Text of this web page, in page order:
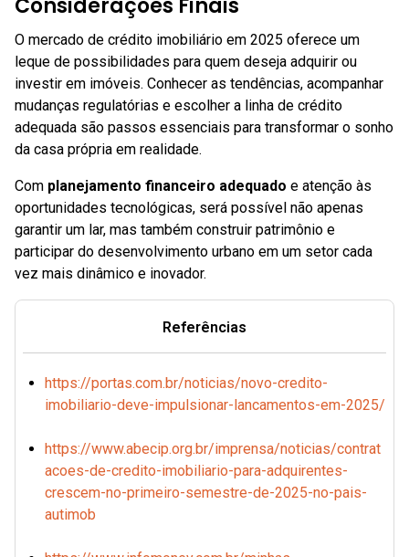
Considerações Finais
O mercado de crédito imobiliário em 2025 oferece um
leque de possibilidades para quem deseja adquirir ou
investir em imóveis. Conhecer as tendências, acompanhar
mudanças regulatórias e escolher a linha de crédito
adequada são passos essenciais para transformar o sonho
da casa própria em realidade.
Com planejamento financeiro adequado e atenção às
oportunidades tecnológicas, será possível não apenas
garantir um lar, mas também construir patrimônio e
participar do desenvolvimento urbano em um setor cada
vez mais dinâmico e inovador.
Referências
https://portas.com.br/noticias/novo-credito-
imobiliario-deve-impulsionar-lancamentos-em-2025/
https://www.abecip.org.br/imprensa/noticias/contrat
acoes-de-credito-imobiliario-para-adquirentes-
crescem-no-primeiro-semestre-de-2025-no-pais-
autimob